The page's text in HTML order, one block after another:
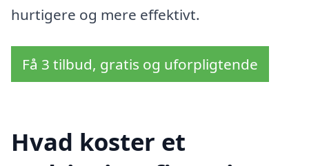
hurtigere og mere effektivt.
Få 3 tilbud, gratis og uforpligtende
Hvad koster et